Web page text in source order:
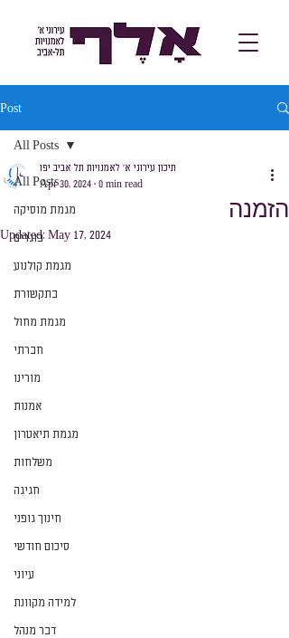
Post
All Posts
מגמת מוסיקה
בוגרים
מגמת קולנוע
בתקשורת
מגמת מחול
חברתי
מורינו
אמנות
מגמת תיאטרון
משלחות
חגיגה
חינוך גופני
סיכום חודשי
עיוני
למידה מקוונת
דבר מנהל
All Posts
הזמנה
תיכון עירוני א׳ לאמנויות תל אביב יפו
Apr 30, 2024
0 min read
Updated: May 17, 2024